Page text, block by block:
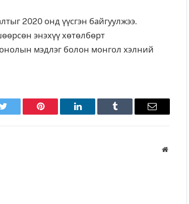
2020 онд үүсгэн байгуулжээ.
энэхүү хөтөлбөрт
мэдлэг болон монгол хэлний
Twitter Pinterest LinkedIn Tumblr Имэйл
Вэбсайт